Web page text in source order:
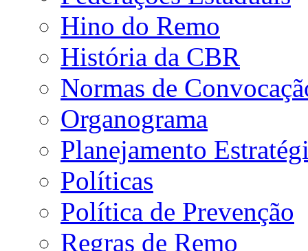
Hino do Remo
História da CBR
Normas de
Organograma
Planejamento
Políticas
Política de Prevenção
Regras de Remo